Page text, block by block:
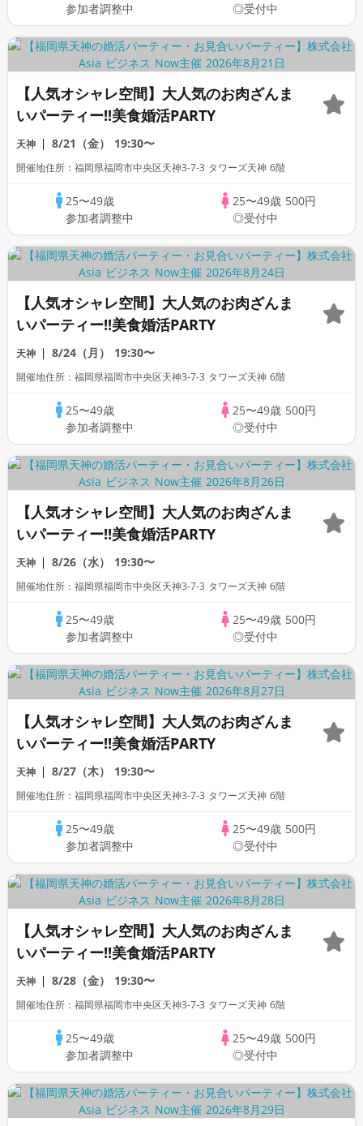
参加者調整中
◎受付中
【人気オシャレ空間】大人気のお肉ざんま
いパーティー!!美食婚活PARTY
天神 8/21（金） 19:30〜
開催地住所：福岡県福岡市中央区天神3-7-3 タワーズ天神 6階
25〜49歳
参加者調整中
25〜49歳 500円
◎受付中
【人気オシャレ空間】大人気のお肉ざんま
いパーティー!!美食婚活PARTY
天神 8/24（月） 19:30〜
開催地住所：福岡県福岡市中央区天神3-7-3 タワーズ天神 6階
25〜49歳
参加者調整中
25〜49歳 500円
◎受付中
【人気オシャレ空間】大人気のお肉ざんま
いパーティー!!美食婚活PARTY
天神 8/26（水） 19:30〜
開催地住所：福岡県福岡市中央区天神3-7-3 タワーズ天神 6階
25〜49歳
参加者調整中
25〜49歳 500円
◎受付中
【人気オシャレ空間】大人気のお肉ざんま
いパーティー!!美食婚活PARTY
天神 8/27（木） 19:30〜
開催地住所：福岡県福岡市中央区天神3-7-3 タワーズ天神 6階
25〜49歳
参加者調整中
25〜49歳 500円
◎受付中
【人気オシャレ空間】大人気のお肉ざんま
いパーティー!!美食婚活PARTY
天神 8/28（金） 19:30〜
開催地住所：福岡県福岡市中央区天神3-7-3 タワーズ天神 6階
25〜49歳
参加者調整中
25〜49歳 500円
◎受付中